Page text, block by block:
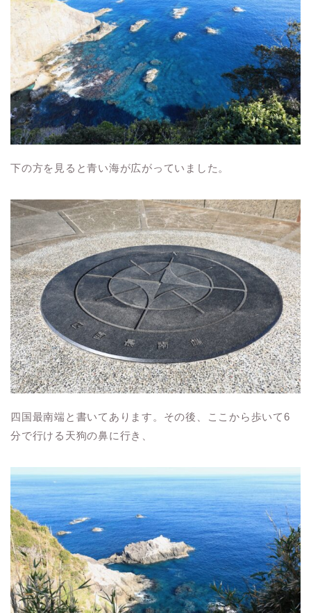
下の方を見ると青い海が広がっていました。
四国最南端と書いてあります。その後、ここから歩いて6
分で行ける天狗の鼻に行き、